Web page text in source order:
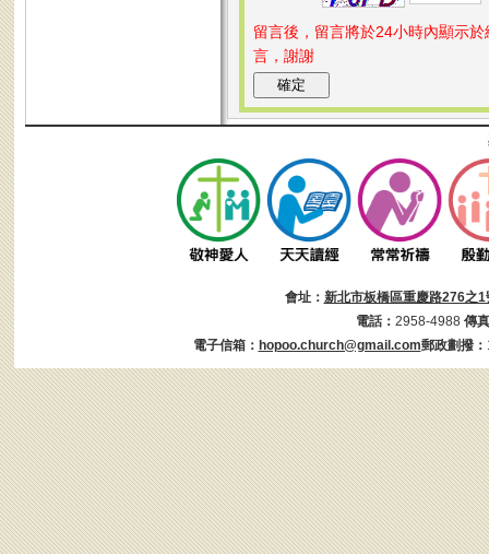
留言後，留言將於24小時內顯示
言，謝謝
會址： 新北市板橋區重慶路276之1
電話： 2958-4988 傳
電子信箱： hopoo.church@gmail.com郵政劃撥：